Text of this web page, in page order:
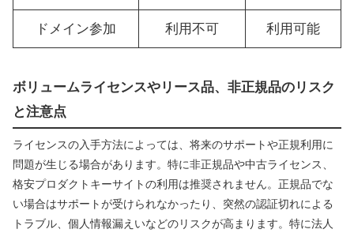
ドメイン参加 利用不可 利用可能
ボリュームライセンスやリース品、非正規品のリスク
と注意点
ライセンスの入手方法によっては、将来のサポートや正規利用に
問題が生じる場合があります。特に非正規品や中古ライセンス、
格安プロダクトキーサイトの利用は推奨されません。正規品でな
い場合はサポートが受けられなかったり、突然の認証切れによる
トラブル、個人情報漏えいなどのリスクが高まります。特に法人